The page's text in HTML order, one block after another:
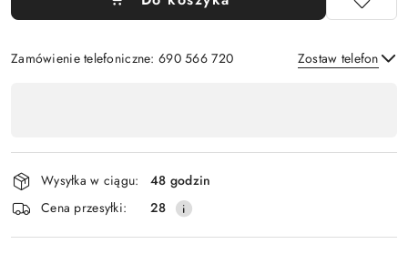
Zamówienie telefoniczne: 690 566 720 Zostaw telefon
płatność
i
dostawa
Wysyłka w ciągu:
48 godzin
Cena przesyłki:
28